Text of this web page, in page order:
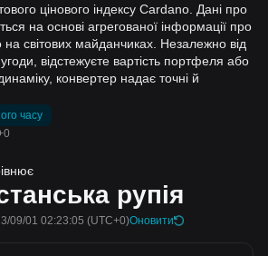
цінового індексу Cardano. Дані про
на основі агрегованої інформації про
на світових майданчиках. Незалежно від
відстежуєте вартість портфеля або
конвертер надає точні й
часу
рупія
09/01 02:23:05 (UTC+0)Оновити